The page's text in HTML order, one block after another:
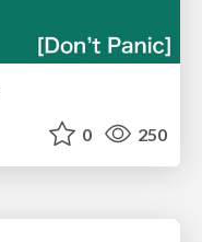
0 250